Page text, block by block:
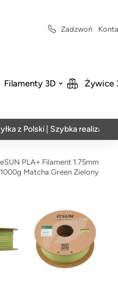
Zadzwoń
Filamenty 3D Żywice
| Szybka realizacja w 24h
eSUN PLA+ Filament 1.75mm
1000g Matcha Green Zielony